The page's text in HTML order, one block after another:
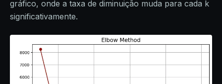
gráfico, onde a taxa de diminuição muda para cada k
significativamente.